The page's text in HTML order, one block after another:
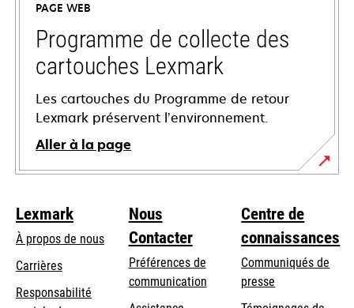
nouvel
onglet
PAGE WEB
Programme de collecte des
cartouches Lexmark
Les cartouches du Programme de retour
Lexmark préservent l’environnement.
Aller à la page
Lexmark
À propos de nous
Carrières
s’ouvre
Responsabilité
Nous
Contacter
Préférences de
communication
Centre de
connaissances
Communiqués de
presse